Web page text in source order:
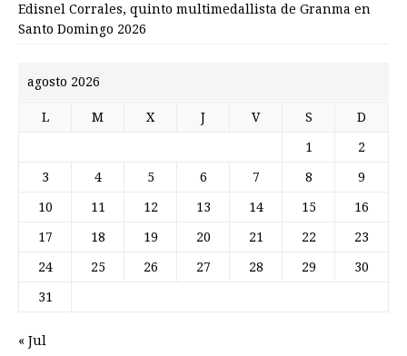
Edisnel Corrales, quinto multimedallista de Granma en
Santo Domingo 2026
agosto 2026
L M X J V S D
1 2
3 4 5 6 7 8 9
10 11 12 13 14 15 16
17 18 19 20 21 22 23
24 25 26 27 28 29 30
31
« Jul